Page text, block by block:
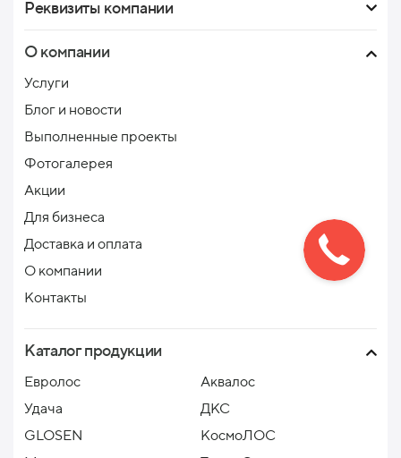
Реквизиты компании
О компании
Услуги
Блог и новости
Выполненные проекты
Фотогалерея
Акции
Для бизнеса
Доставка и оплата
О компании
Контакты
Каталог продукции
Евролос
Аквалос
Удача
ДКС
GLOSEN
КосмоЛОС